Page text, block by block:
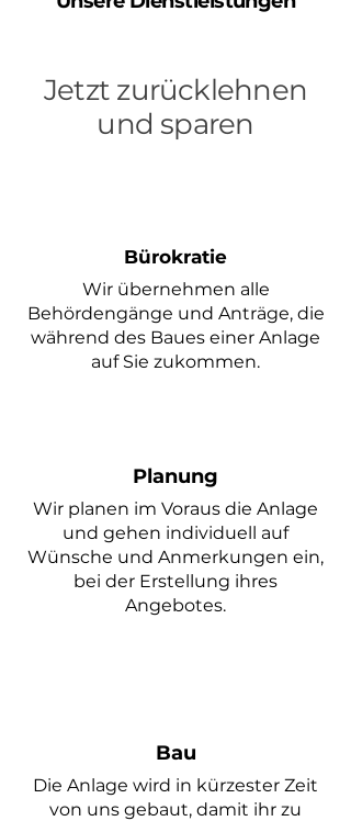
Jetzt zurücklehnen
und sparen
Bürokratie
Wir übernehmen alle
Behördengänge und Anträge, die
während des Baues einer Anlage
auf Sie zukommen.
Planung
Wir planen im Voraus die Anlage
und gehen individuell auf
Wünsche und Anmerkungen ein,
bei der Erstellung ihres
Angebotes.
Bau
Die Anlage wird in kürzester Zeit
von uns gebaut, damit ihr zu